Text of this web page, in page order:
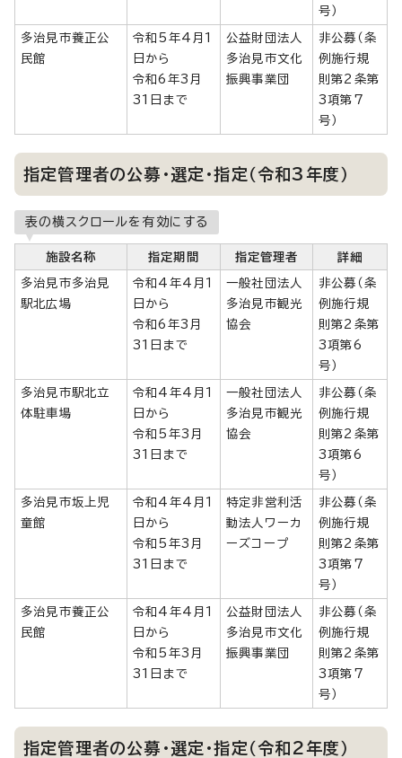
号）
多治見市養正公
民館
令和5年4月1
日から
令和6年3月
31日まで
公益財団法人
多治見市文化
振興事業団
非公募（条
例施行規
則第2条第
3項第7
号）
指定管理者の公募・選定・指定（令和3年度）
表の横スクロールを有効にする
施設名称 指定期間 指定管理者 詳細
多治見市多治見
駅北広場
令和4年4月1
日から
令和6年3月
31日まで
一般社団法人
多治見市観光
協会
非公募（条
例施行規
則第2条第
3項第6
号）
多治見市駅北立
体駐車場
令和4年4月1
日から
令和5年3月
31日まで
一般社団法人
多治見市観光
協会
非公募（条
例施行規
則第2条第
3項第6
号）
多治見市坂上児
童館
令和4年4月1
日から
令和5年3月
31日まで
特定非営利活
動法人ワーカ
ーズコープ
非公募（条
例施行規
則第2条第
3項第7
号）
多治見市養正公
民館
令和4年4月1
日から
令和5年3月
31日まで
公益財団法人
多治見市文化
振興事業団
非公募（条
例施行規
則第2条第
3項第7
号）
指定管理者の公募・選定・指定（令和2年度）